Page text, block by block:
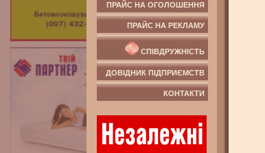
ПРАЙС НА ОГОЛОШЕННЯ
ПРАЙС НА РЕКЛАМУ
СПІВДРУЖНІСТЬ
ДОВІДНИК ПІДПРИЄМСТВ
КОНТАКТИ